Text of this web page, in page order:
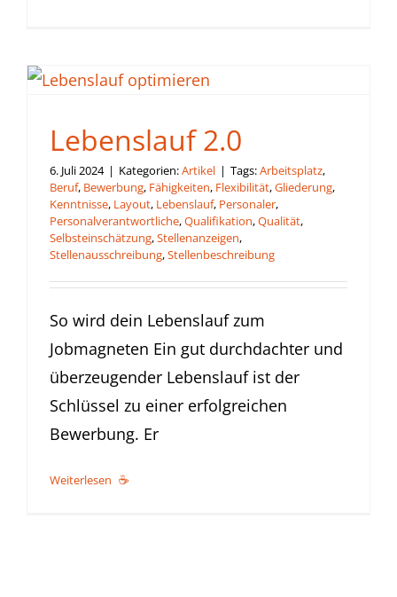
Lebenslauf 2.0
6. Juli 2024 | Kategorien:Artikel | Tags:Arbeitsplatz,
Beruf, Bewerbung, Fähigkeiten, Flexibilität,Gliederung,
Kenntnisse, Layout, Lebenslauf, Personaler,
Personalverantwortliche,Qualifikation,Qualität,
Selbsteinschätzung,Stellenanzeigen,
Stellenausschreibung,Stellenbeschreibung
So wird dein Lebenslauf zum
Jobmagneten Ein gut durchdachter und
überzeugender Lebenslauf ist der
Schlüssel zu einer erfolgreichen
Bewerbung. Er
Weiterlesen